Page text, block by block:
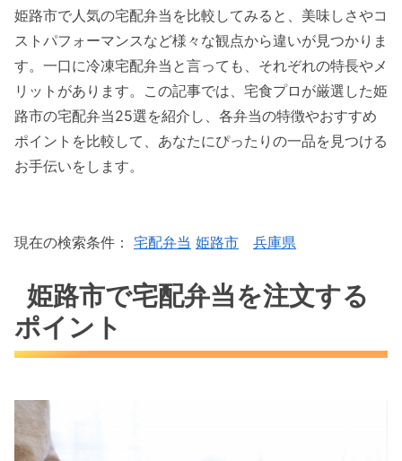
姫路市で人気の宅配弁当を比較してみると、美味しさやコ
ストパフォーマンスなど様々な観点から違いが見つかりま
す。一口に冷凍宅配弁当と言っても、それぞれの特長やメ
リットがあります。この記事では、宅食プロが厳選した姫
路市の宅配弁当25選を紹介し、各弁当の特徴やおすすめ
ポイントを比較して、あなたにぴったりの一品を見つける
お手伝いをします。
現在の検索条件： 宅配弁当 姫路市 兵庫県
姫路市で宅配弁当を注文する
ポイント